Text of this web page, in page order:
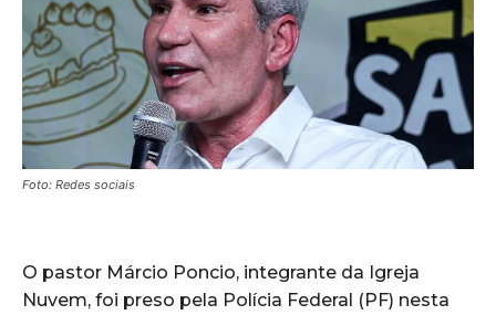
Foto: Redes sociais
O pastor Márcio Poncio, integrante da Igreja
Nuvem, foi preso pela Polícia Federal (PF) nesta